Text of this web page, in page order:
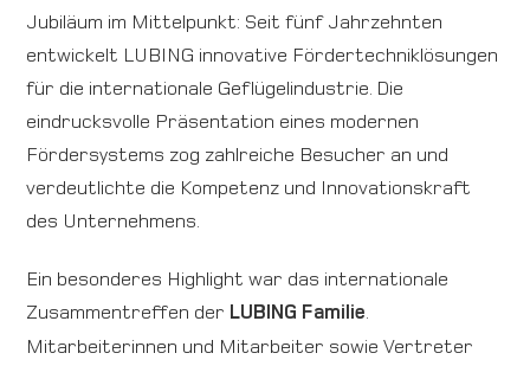
Jubiläum im Mittelpunkt: Seit fünf Jahrzehnten
entwickelt LUBING innovative Fördertechniklösungen
für die internationale Geflügelindustrie. Die
eindrucksvolle Präsentation eines modernen
Fördersystems zog zahlreiche Besucher an und
verdeutlichte die Kompetenz und Innovationskraft
des Unternehmens.
Ein besonderes Highlight war das internationale
Zusammentreffen der LUBING Familie
Mitarbeiterinnen und Mitarbeiter sowie Vertreter